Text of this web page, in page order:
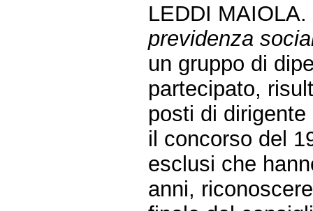
LEDDI MAIOLA.
previdenza
un gruppo di
partecipato,
posti di
il concorso del
esclusi che
anni,